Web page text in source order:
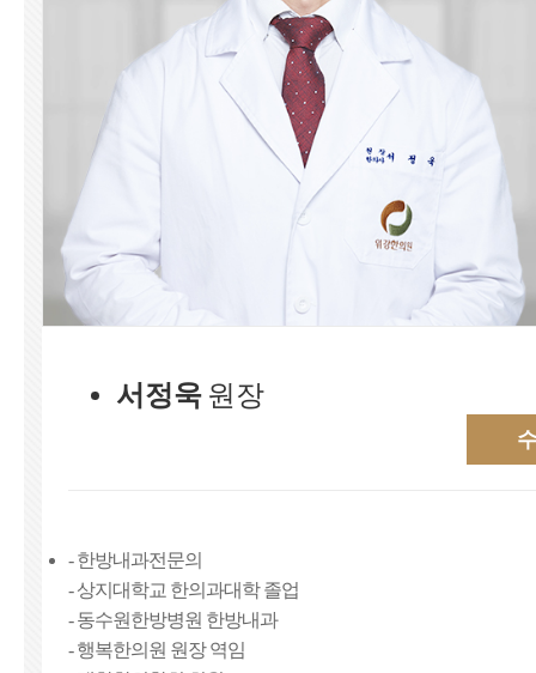
서정욱 원장
­- 한방내과전문의
­- 상지대학교 한의과대학 졸업
- 동수원한방병원 한방내과
­- 행복한의원 원장 역임